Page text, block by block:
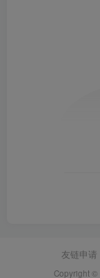
友链申请
Copyright ©